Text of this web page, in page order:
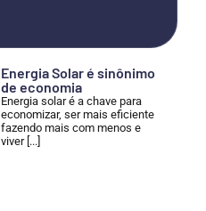
Energia Solar é sinônimo
de economia
Energia solar é a chave para
economizar, ser mais eficiente
fazendo mais com menos e
viver [...]